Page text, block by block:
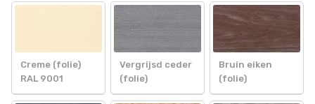
Creme (folie)
RAL 9001
Vergrijsd ceder
(folie)
Bruin eiken
(folie)